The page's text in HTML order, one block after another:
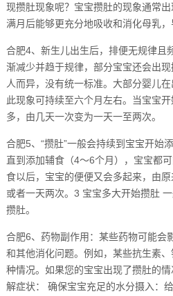
现攒肚现象呢？宝宝攒肚的现象通常
满月后能够更充分地吸收和消化母乳，
合肥4、新生儿出生后，排便无规律且
渐减少并趋于规律，部分宝宝还会出
人而异，没有统一标准。大部分婴儿在
此现象可持续至六个月左右。当宝宝
多，由几天一次变为一天一至两次。
合肥5、“攒肚”一般会持续到宝宝开始
直到添加辅食（4～6个月），宝宝都
食以后，宝宝的便便又会多起来，由
或者一天两次。3 宝宝多大开始攒肚
攒肚。
合肥6、药物副作用：某些药物可能会
和其他消化问题。例如，某些抗生素
种情况。如果您的宝宝出现了攒肚的
解症状： 确保宝宝充足的水分摄入：